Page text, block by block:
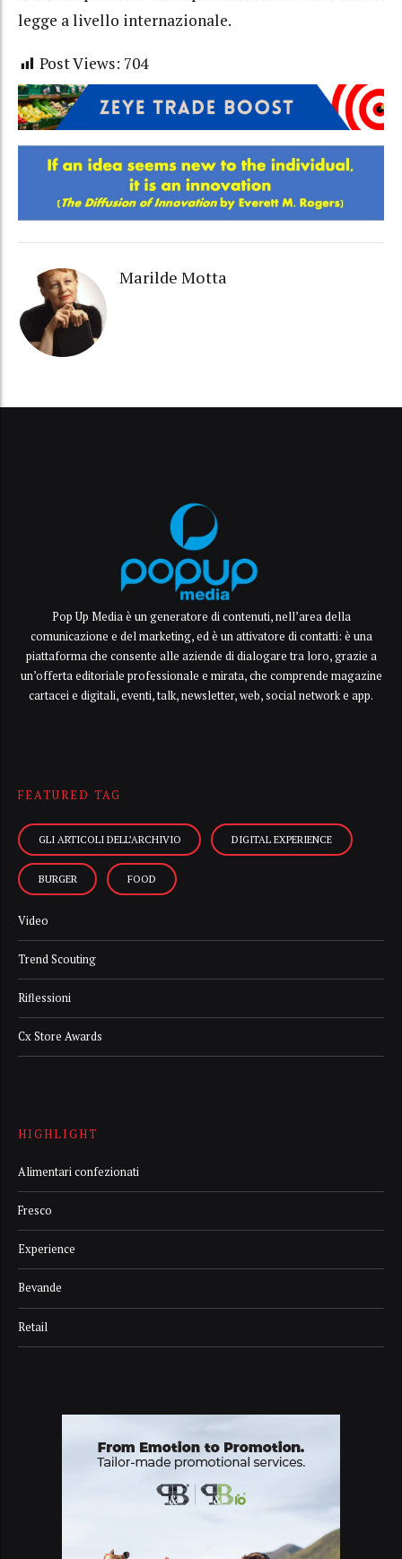
legge a livello internazionale.
Post Views: 704
Marilde Motta
Pop Up Media è un generatore di contenuti, nell’area della
comunicazione e del marketing, ed è un attivatore di contatti: è una
piattaforma che consente alle aziende di dialogare tra loro, grazie a
un’offerta editoriale professionale e mirata, che comprende magazine
cartacei e digitali, eventi, talk, newsletter, web, social network e app.
FEATURED TAG
GLI ARTICOLI DELL’ARCHIVIO DIGITAL EXPERIENCE
BURGER FOOD
Video
Trend Scouting
Riflessioni
Cx Store Awards
HIGHLIGHT
Alimentari confezionati
Fresco
Experience
Bevande
Retail